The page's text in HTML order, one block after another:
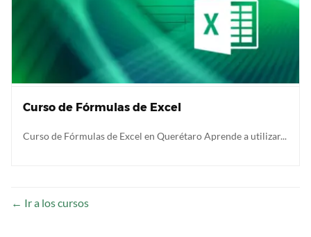
Curso de Fórmulas de Excel
Curso de Fórmulas de Excel en Querétaro Aprende a utilizar...
Ir a los cursos